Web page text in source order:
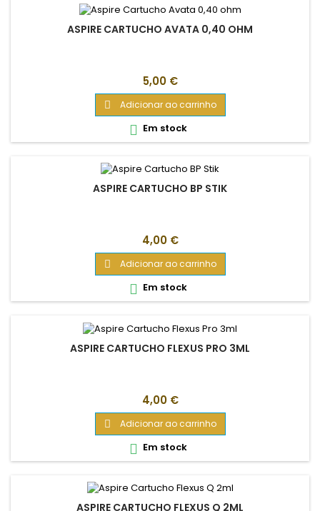
ASPIRE CARTUCHO AVATA 0,40 OHM
Preço
5,00 €
 Adicionar ao carrinho
 Em stock
ASPIRE CARTUCHO BP STIK
Preço
4,00 €
 Adicionar ao carrinho
 Em stock
ASPIRE CARTUCHO FLEXUS PRO 3ML
Preço
4,00 €
 Adicionar ao carrinho
 Em stock
ASPIRE CARTUCHO FLEXUS Q 2ML